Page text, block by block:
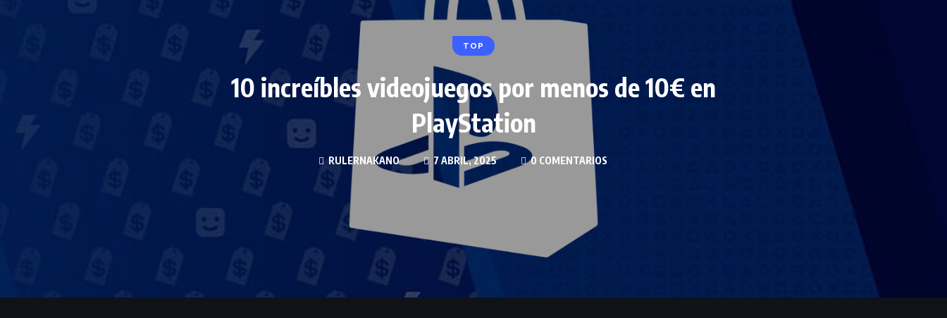
TOP
10 increíbles videojuegos por menos de 10€ en
PlayStation
RULERNAKANO 7 ABRIL, 2025 0 COMENTARIOS